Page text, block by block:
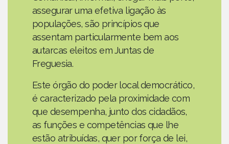
assegurar uma efetiva ligação às
populações, são princípios que
assentam particularmente bem aos
autarcas eleitos em Juntas de
Freguesia.
Este órgão do poder local democrático,
é caracterizado pela proximidade com
que desempenha, junto dos cidadãos,
as funções e competências que lhe
estão atribuídas, quer por força de lei,